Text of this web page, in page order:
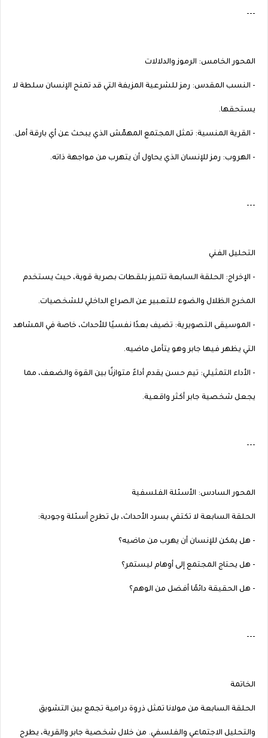
---
المحور الخامس: الرموز والدلالات
- النسب المقدس: رمز للشرعية المزيفة التي قد تمنح الإنسان سلطة لا
يستحقها.
- القرية المنسية: تمثل المجتمع المهمّش الذي يبحث عن أي بارقة أمل.
- الهروب: رمز للإنسان الذي يحاول أن يتهرب من مواجهة ذاته.
---
التحليل الفني
- الإخراج: الحلقة السابعة تتميز بلقطات بصرية قوية، حيث يستخدم
المخرج الظلال والضوء للتعبير عن الصراع الداخلي للشخصيات.
- الموسيقى التصويرية: تضيف بعدًا نفسيًا للأحداث، خاصة في المشاهد
التي يظهر فيها جابر وهو يتأمل ماضيه.
- الأداء التمثيلي: تيم حسن يقدم أداءً متوازنًا بين القوة والضعف، مما
يجعل شخصية جابر أكثر واقعية.
---
المحور السادس: الأسئلة الفلسفية
الحلقة السابعة لا تكتفي بسرد الأحداث، بل تطرح أسئلة وجودية:
- هل يمكن للإنسان أن يهرب من ماضيه؟
- هل يحتاج المجتمع إلى أوهام ليستمر؟
- هل الحقيقة دائمًا أفضل من الوهم؟
---
الخاتمة
الحلقة السابعة من مولانا تمثل ذروة درامية تجمع بين التشويق
والتحليل الاجتماعي والفلسفي. من خلال شخصية جابر والقرية، يطرح